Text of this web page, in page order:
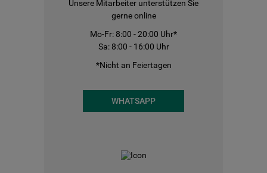
Unsere Mitarbeiter unterstützen Sie
gerne online
Mo-Fr: 8:00 - 20:00 Uhr*
Sa: 8:00 - 16:00 Uhr
*Nicht an Feiertagen
WHATSAPP